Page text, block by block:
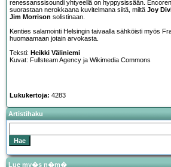
renessanssisoundi yhtyeellä on hyppysissään.
suorastaan nerokkaana kuvitelmana siitä, miltä Joy
Jim Morrison solistinaan.
Kenties salamointi Helsingin taivaalla sähköisti myös
huomaamaan jotain arvokasta.
Teksti: Heikki Väliniemi
Kuvat: Fullsteam Agency ja Wikimedia Commons
Lukukertoja: 4283
Artistihaku
Lue my�s n�m�